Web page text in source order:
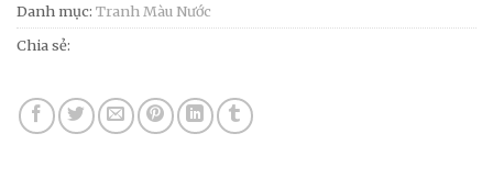
Danh mục: Tranh Màu Nước
Chia sẻ: